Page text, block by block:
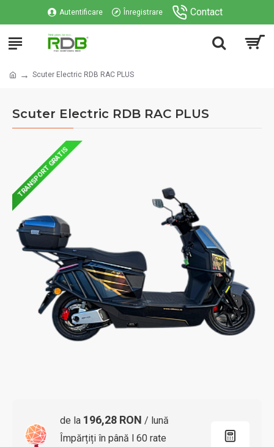
Autentificare Înregistrare Contact
Scuter Electric RDB RAC PLUS
Scuter Electric RDB RAC PLUS
TRANSPORT GRATIS
de la 196,28 RON / lună
Împărțiți în până l 60 rate